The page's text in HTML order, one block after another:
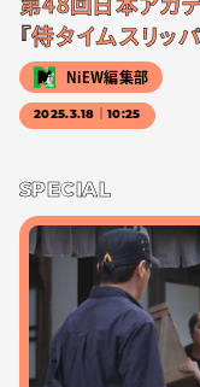
第48回日本アカ
『侍タイムスリッ
NiEW編集部
2025.3.18｜10:25
SPECIAL